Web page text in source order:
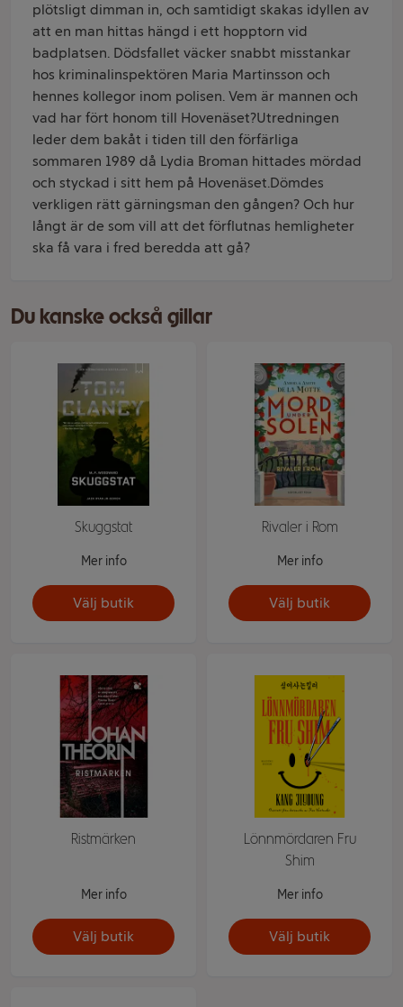
plötsligt dimman in, och samtidigt skakas idyllen av
att en man hittas hängd i ett hopptorn vid
badplatsen. Dödsfallet väcker snabbt misstankar
hos kriminalinspektören Maria Martinsson och
hennes kollegor inom polisen. Vem är mannen och
vad har fört honom till Hovenäset?Utredningen
leder dem bakåt i tiden till den förfärliga
sommaren 1989 då Lydia Broman hittades mördad
och styckad i sitt hem på Hovenäset.Dömdes
verkligen rätt gärningsman den gången? Och hur
långt är de som vill att det förflutnas hemligheter
ska få vara i fred beredda att gå?
Du kanske också gillar
Skuggstat
Mer info
Välj butik
Rivaler i Rom
Mer info
Välj butik
Ristmärken
Mer info
Välj butik
Lönnmördaren Fru
Shim
Mer info
Välj butik